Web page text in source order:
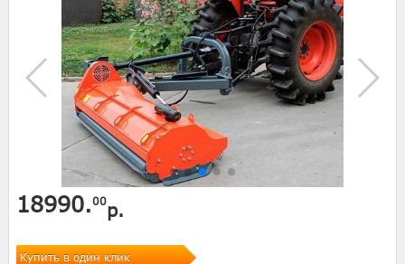
18990.00р.
Купить в один клик